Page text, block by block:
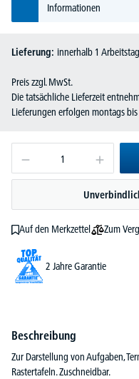
Informationen
Lieferung: innerhalb 1
Preis zzgl. MwSt.
Die tatsächliche Lieferzeit
Lieferungen erfolgen montags
Auf den Merkzettel Zum
2 Jahre Garantie
Beschreibung
Zur Darstellung von Aufgaben,
Rastertafeln. Zuschneidbar.